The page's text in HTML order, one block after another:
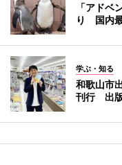
「アドベ
り 国内
学ぶ・知る
和歌山市
刊行 出